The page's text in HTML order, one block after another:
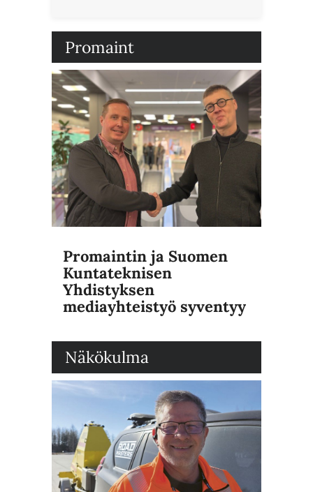
Promaint
Promaintin ja Suomen
Kuntateknisen
Yhdistyksen
mediayhteistyö syventyy
Näkökulma